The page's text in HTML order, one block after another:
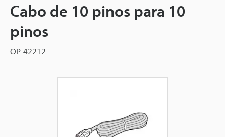
Cabo de 10 pinos para 10
pinos
OP-42212